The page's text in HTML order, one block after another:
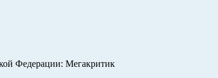
Федерации: Мегакритик